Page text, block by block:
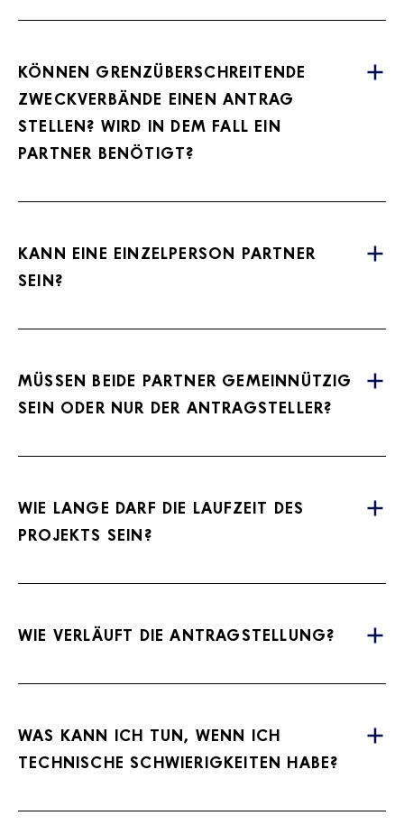
KÖNNEN GRENZÜBERSCHREITENDE
ZWECKVERBÄNDE EINEN ANTRAG
STELLEN? WIRD IN DEM FALL EIN
PARTNER BENÖTIGT?
KANN EINE EINZELPERSON PARTNER
SEIN?
MÜSSEN BEIDE PARTNER GEMEINNÜTZIG
SEIN ODER NUR DER ANTRAGSTELLER?
WIE LANGE DARF DIE LAUFZEIT DES
PROJEKTS SEIN?
WIE VERLÄUFT DIE ANTRAGSTELLUNG?
WAS KANN ICH TUN, WENN ICH
TECHNISCHE SCHWIERIGKEITEN HABE?